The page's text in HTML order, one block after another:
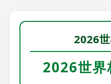
2026
2026世界